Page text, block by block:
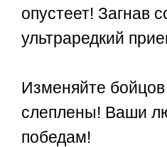
опустеет! Загнав
ультраредкий
Изменяйте бойцов
слеплены! Ваши
победам!